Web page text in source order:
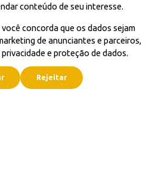
conteúdo de seu interesse.
concorda que os dados sejam
de anunciantes e parceiros,
e proteção de dados.
Rejeitar